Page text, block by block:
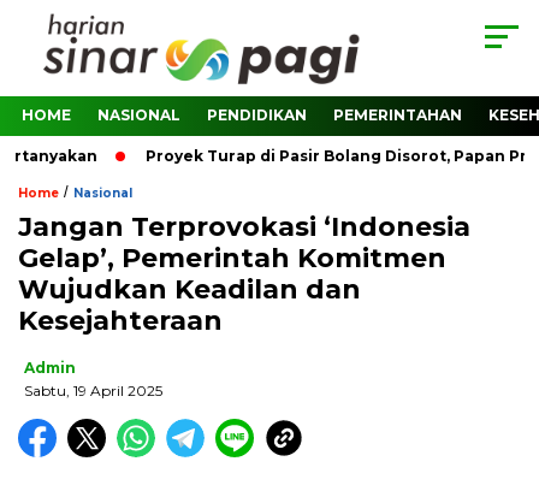
HOME NASIONAL PENDIDIKAN PEMERINTAHAN
Proyek Turap di Pasir Bolang Disorot, Papan
Home / Nasional
Jangan Terprovokasi ‘Indonesia
Gelap’, Pemerintah Komitmen
Wujudkan Keadilan dan
Kesejahteraan
Admin
Sabtu, 19 April 2025